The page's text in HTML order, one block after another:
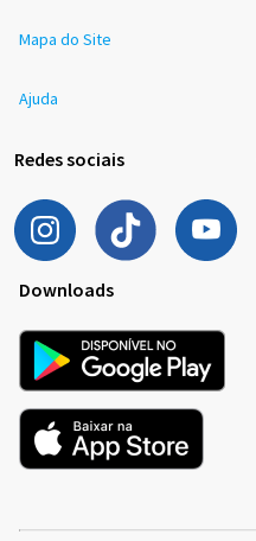
Mapa do Site
Ajuda
Redes sociais
Downloads